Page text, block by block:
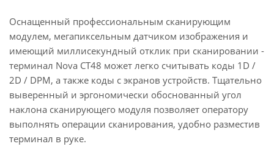
Оснащенный профессиональным сканирующим
модулем, мегапиксельным датчиком изображения и
имеющий миллисекундный отклик при сканировании -
терминал Nova CT48 может легко считывать коды 1D /
2D / DPM, а также коды с экранов устройств. Тщательно
выверенный и эргономически обоснованный угол
наклона сканирующего модуля позволяет оператору
выполнять операции сканирования, удобно разместив
терминал в руке.